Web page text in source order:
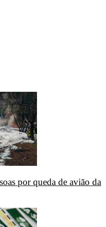
por queda de avião da